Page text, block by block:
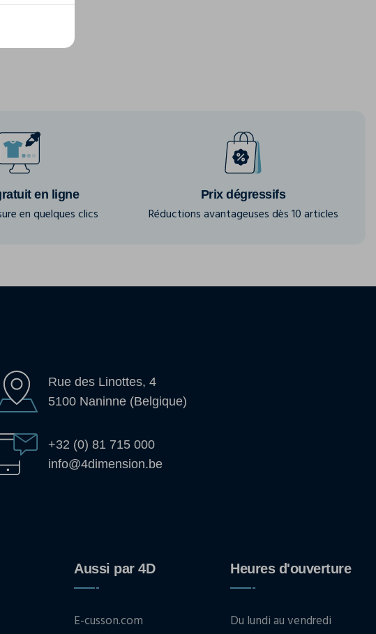
en ligne
en quelques clics
Prix dégressifs
Réductions avantageuses dès 10 articles
Rue des Linottes, 4
5100 Naninne (Belgique)
+32 (0) 81 715 000
info@4dimension.be
Aussi par 4D
E-cusson.com
Heures d'ouverture
Du lundi au vendredi